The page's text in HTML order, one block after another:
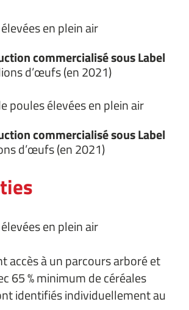
en plein air
commercialisé sous Label
d’œufs (en 2021)
poules élevées en plein air
commercialisé sous Label
d’œufs (en 2021)
en plein air
accès à un parcours arboré et
65 % minimum de céréales
identifiés individuellement au